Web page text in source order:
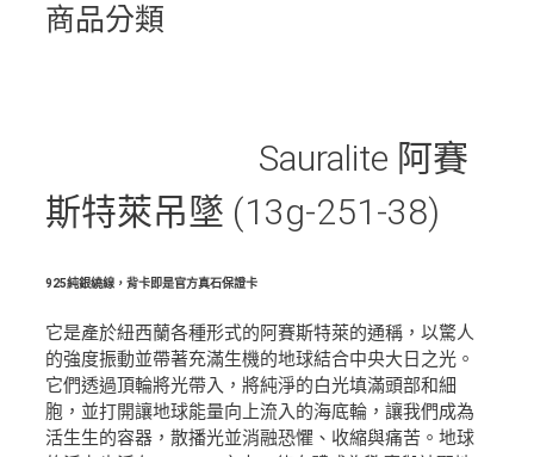
商品分類
Sauralite 阿賽
斯特萊吊墜 (13g-251-38)
925純銀繞線，背卡即是官方真石保證卡
它是產於紐西蘭各種形式的阿賽斯特萊的通稱，以驚人
的強度振動並帶著充滿生機的地球結合中央大日之光。
它們透過頂輪將光帶入，將純淨的白光填滿頭部和細
胞，並打開讓地球能量向上流入的海底輪，讓我們成為
活生生的容器，散播光並消融恐懼、收縮與痛苦。地球